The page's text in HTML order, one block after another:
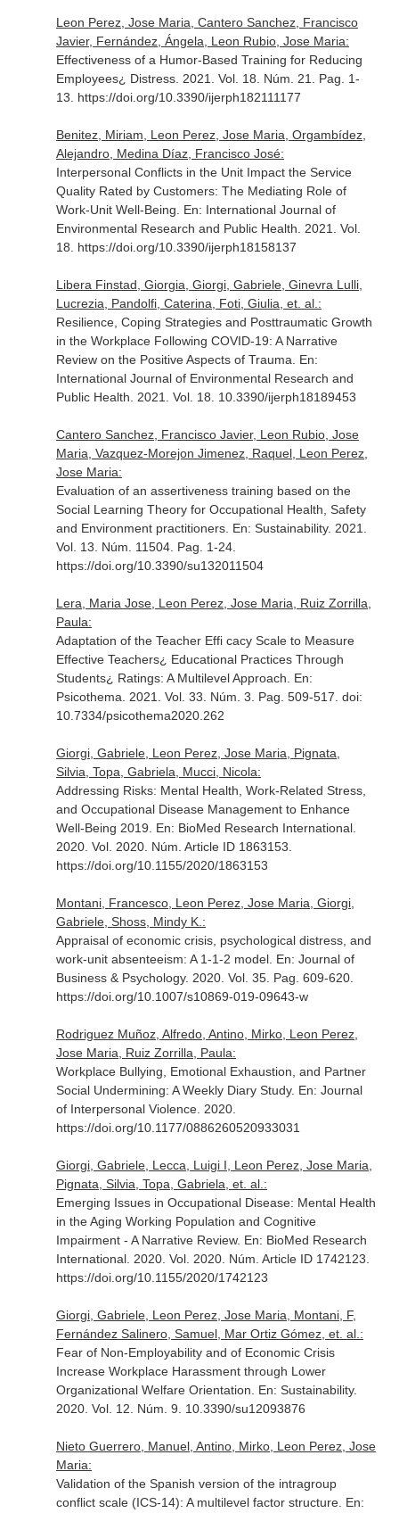
Leon Perez, Jose Maria, Cantero Sanchez, Francisco
Javier, Fernández, Ángela, Leon Rubio, Jose Maria:
Effectiveness of a Humor-Based Training for Reducing
Employees¿ Distress. 2021. Vol. 18. Núm. 21. Pag. 1-
13. https://doi.org/10.3390/ijerph182111177
Benitez, Miriam, Leon Perez, Jose Maria, Orgambídez,
Alejandro, Medina Díaz, Francisco José:
Interpersonal Conflicts in the Unit Impact the Service
Quality Rated by Customers: The Mediating Role of
Work-Unit Well-Being. En: International Journal of
Environmental Research and Public Health . 2021. Vol.
18. https://doi.org/10.3390/ijerph18158137
Libera Finstad, Giorgia, Giorgi, Gabriele, Ginevra Lulli,
Lucrezia, Pandolfi, Caterina, Foti, Giulia, et. al.:
Resilience, Coping Strategies and Posttraumatic Growth
in the Workplace Following COVID-19: A Narrative
Review on the Positive Aspects of Trauma. En:
International Journal of Environmental Research and
Public Health . 2021. Vol. 18. 10.3390/ijerph18189453
Cantero Sanchez, Francisco Javier, Leon Rubio, Jose
Maria, Vazquez-Morejon Jimenez, Raquel, Leon Perez,
Jose Maria:
Evaluation of an assertiveness training based on the
Social Learning Theory for Occupational Health, Safety
and Environment practitioners. En: Sustainability. 2021.
Vol. 13. Núm. 11504. Pag. 1-24.
https://doi.org/10.3390/su132011504
Lera, Maria Jose, Leon Perez, Jose Maria, Ruiz Zorrilla,
Paula:
Adaptation of the Teacher Effi cacy Scale to Measure
Effective Teachers¿ Educational Practices Through
Students¿ Ratings: A Multilevel Approach. En:
Psicothema . 2021. Vol. 33. Núm. 3. Pag. 509-517. doi:
10.7334/psicothema2020.262
Giorgi, Gabriele, Leon Perez, Jose Maria, Pignata,
Silvia, Topa, Gabriela, Mucci, Nicola:
Addressing Risks: Mental Health, Work-Related Stress,
and Occupational Disease Management to Enhance
Well-Being 2019. En: BioMed Research International.
2020. Vol. 2020. Núm. Article ID 1863153.
https://doi.org/10.1155/2020/1863153
Montani, Francesco, Leon Perez, Jose Maria, Giorgi,
Gabriele, Shoss, Mindy K.:
Appraisal of economic crisis, psychological distress, and
work-unit absenteeism: A 1-1-2 model. En: Journal of
Business & Psychology. 2020. Vol. 35. Pag. 609-620.
https://doi.org/10.1007/s10869-019-09643-w
Rodriguez Muñoz, Alfredo, Antino, Mirko, Leon Perez,
Jose Maria, Ruiz Zorrilla, Paula:
Workplace Bullying, Emotional Exhaustion, and Partner
Social Undermining: A Weekly Diary Study. En: Journal
of Interpersonal Violence. 2020.
https://doi.org/10.1177/0886260520933031
Giorgi, Gabriele, Lecca, Luigi I, Leon Perez, Jose Maria,
Pignata, Silvia, Topa, Gabriela, et. al.:
Emerging Issues in Occupational Disease: Mental Health
in the Aging Working Population and Cognitive
Impairment - A Narrative Review. En: BioMed Research
International. 2020. Vol. 2020. Núm. Article ID 1742123.
https://doi.org/10.1155/2020/1742123
Giorgi, Gabriele, Leon Perez, Jose Maria, Montani, F,
Fernández Salinero, Samuel, Mar Ortiz Gómez, et. al.:
Fear of Non-Employability and of Economic Crisis
Increase Workplace Harassment through Lower
Organizational Welfare Orientation. En: Sustainability.
2020. Vol. 12. Núm. 9. 10.3390/su12093876
Nieto Guerrero, Manuel, Antino, Mirko, Leon Perez, Jose
Maria:
Validation of the Spanish version of the intragroup
conflict scale (ICS-14): A multilevel factor structure. En: